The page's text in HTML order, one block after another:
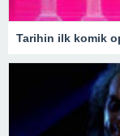
Tarihin ilk komik